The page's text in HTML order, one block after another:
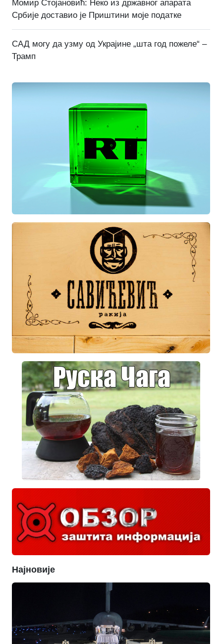
Момир Стојановић: Неко из државног апарата
Србије доставио је Приштини моје податке
САД могу да узму од Украјине „шта год пожеле“ –
Трамп
Најновије